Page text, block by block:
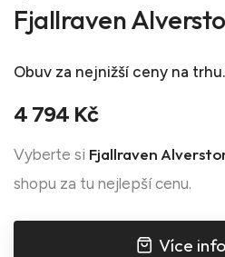
Fjallraven
Obuv za nejnižší ceny na trhu.
4 794 Kč
Vyberte si Fjallraven
shopu za tu nejlepší cenu.
Více